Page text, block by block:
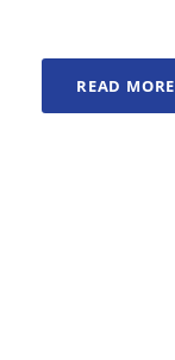
READ MORE